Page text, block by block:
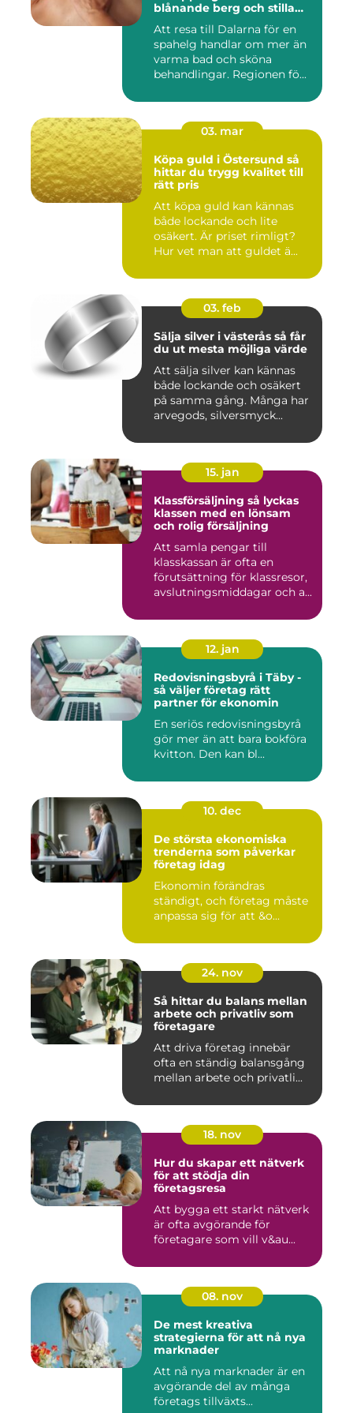
blånande berg och stilla
Att resa till Dalarna för en
spahelg handlar om mer än
varma bad och sköna
behandlingar. Regionen fö...
03. mar
Köpa guld i Östersund så
hittar du trygg kvalitet till
rätt pris
Att köpa guld kan kännas
både lockande och lite
osäkert. Är priset rimligt?
Hur vet man att guldet ä...
03. feb
Sälja silver i västerås så får
du ut mesta möjliga värde
Att sälja silver kan kännas
både lockande och osäkert
på samma gång. Många har
arvegods, silversmyck...
15. jan
Klassförsäljning så lyckas
klassen med en lönsam
och rolig försäljning
Att samla pengar till
klasskassan är ofta en
förutsättning för klassresor,
avslutningsmiddagar och a...
12. jan
Redovisningsbyrå i Täby -
så väljer företag rätt
partner för ekonomin
En seriös redovisningsbyrå
gör mer än att bara bokföra
kvitton. Den kan bl...
10. dec
De största ekonomiska
trenderna som påverkar
företag idag
Ekonomin förändras
ständigt, och företag måste
anpassa sig för att &o...
24. nov
Så hittar du balans mellan
arbete och privatliv som
företagare
Att driva företag innebär
ofta en ständig balansgång
mellan arbete och privatli...
18. nov
Hur du skapar ett nätverk
för att stödja din
företagsresa
Att bygga ett starkt nätverk
är ofta avgörande för
företagare som vill v&au...
08. nov
De mest kreativa
strategierna för att nå nya
marknader
Att nå nya marknader är en
avgörande del av många
företags tillväxts...